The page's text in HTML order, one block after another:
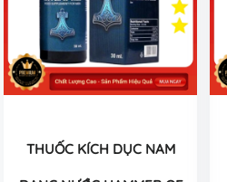
THUỐC KÍCH DỤC NAM